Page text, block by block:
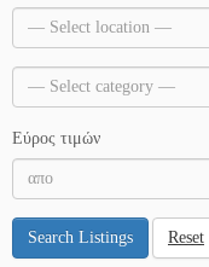
Εύρος τιμών
Search Listings Reset